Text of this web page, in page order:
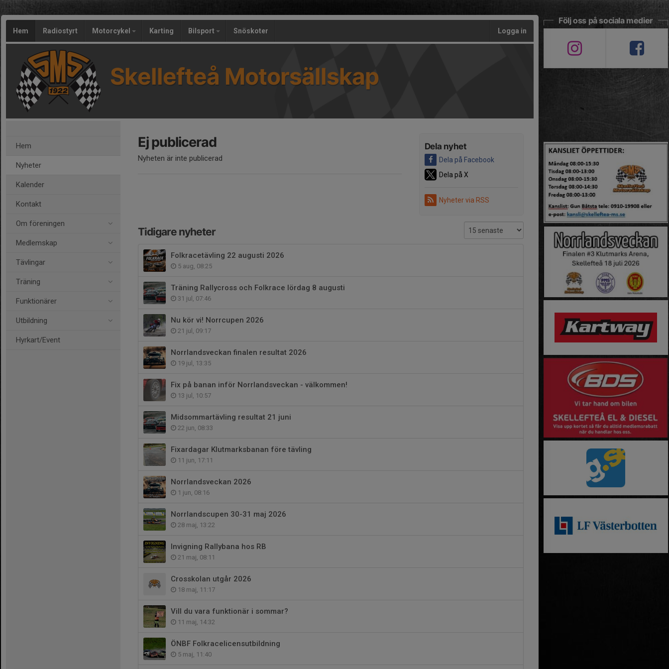
Hem Radiostyrt Motorcykel Karting Bilsport Snöskoter Logga in
Skellefteå Motorsällskap
Hem
Nyheter
Kalender
Kontakt
Om föreningen
Medlemskap
Tävlingar
Träning
Funktionärer
Utbildning
Hyrkart/Event
Dela nyhet
Dela på Facebook
Dela på X
Nyheter via RSS
Ej publicerad
Nyheten är inte publicerad
Tidigare nyheter
Folkracetävling 22 augusti 2026
5 aug, 08:25
Träning Rallycross och Folkrace lördag 8 augusti
31 jul, 07:46
Nu kör vi! Norrcupen 2026
21 jul, 09:17
Norrlandsveckan finalen resultat 2026
19 jul, 13:35
Fix på banan inför Norrlandsveckan - välkommen!
13 jul, 10:57
Midsommartävling resultat 21 juni
22 jun, 08:33
Fixardagar Klutmarksbanan före tävling
11 jun, 17:11
Norrlandsveckan 2026
1 jun, 08:16
Norrlandscupen 30-31 maj 2026
28 maj, 13:22
Invigning Rallybana hos RB
21 maj, 08:11
Crosskolan utgår 2026
18 maj, 11:17
Vill du vara funktionär i sommar?
11 maj, 14:32
ÖNBF Folkracelicensutbildning
5 maj, 11:40
Följ oss på sociala medier